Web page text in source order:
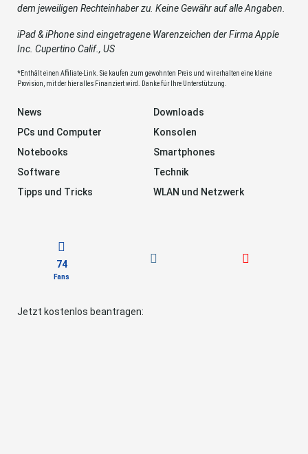
dem jeweiligen Rechteinhaber zu. Keine Gewähr auf alle Angaben.
iPad & iPhone sind eingetragene Warenzeichen der Firma Apple
Inc. Cupertino Calif., US
*Enthält einen Affiliate-Link. Sie kaufen zum gewohnten Preis und wir erhalten eine kleine
Provision, mit der hier alles Finanziert wird. Danke für Ihre Unterstützung.
News
Downloads
PCs und Computer
Konsolen
Notebooks
Smartphones
Software
Technik
Tipps und Tricks
WLAN und Netzwerk
74
Fans
Jetzt kostenlos beantragen: